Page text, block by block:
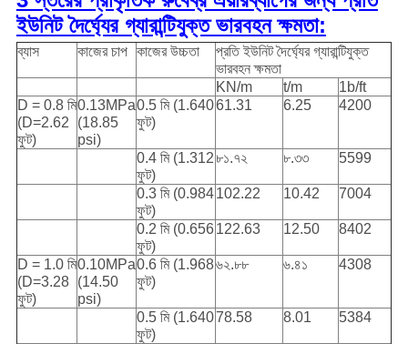
ইউনিট দৈর্ঘ্যের গ্যারান্টিযুক্ত ভারবহন ক্ষমতা:
ব্যাস কাজের চাপ কাজের উচ্চতা
প্রতি ইউনিট দৈর্ঘ্যের গ্যারান্টিযুক্ত
ভারবহন ক্ষমতা
KN/m
t/m
1b/ft
D = 0.8 মি
(D=2.62
ফুট)
0.13MPa
(18.85
psi)
0.5 মি (1.640
ফুট)
61.31 6.25 4200
0.4 মি (1.312
ফুট)
৮১.৭২ ৮.৩৩ 5599
0.3 মি (0.984
ফুট)
102.22 10.42 7004
0.2 মি (0.656
ফুট)
122.63 12.50 8402
D = 1.0 মি
(D=3.28
ফুট)
0.10MPa
(14.50
psi)
0.6 মি (1.968
ফুট)
৬২.৮৮ ৬.৪১ 4308
0.5 মি (1.640
ফুট)
78.58 8.01 5384